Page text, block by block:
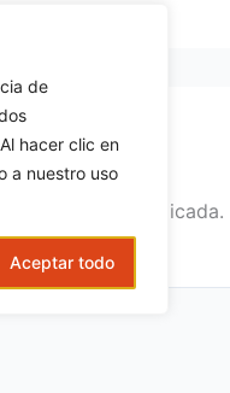
de
hacer clic en
a nuestro uso
Aceptar todo
no será publicada.